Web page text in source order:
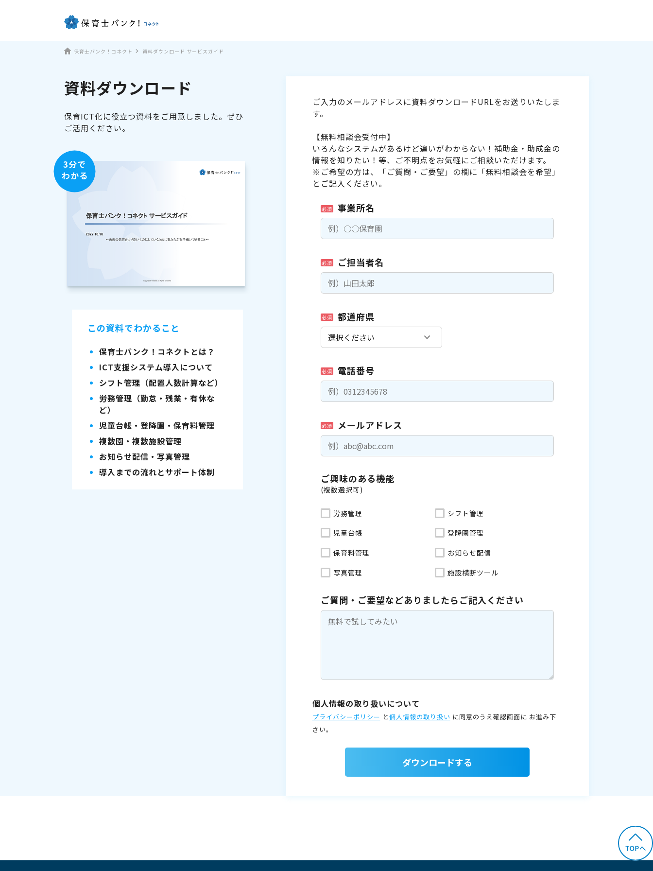
保育士バンク！コネクト 資料ダウンロード サービスガイド
資料ダウンロード
保育ICT化に役立つ資料をご用意しました。ぜひ
ご活用ください。
3分で
わかる
この資料でわかること
保育士バンク！コネクトとは？
ICT支援システム導入について
シフト管理（配置人数計算など）
労務管理（勤怠・残業・有休な
ど）
児童台帳・登降園・保育料管理
複数園・複数施設管理
お知らせ配信・写真管理
導入までの流れとサポート体制
ご入力のメールアドレスに資料ダウンロードURLをお送りいたしま
す。
【無料相談会受付中】
いろんなシステムがあるけど違いがわからない！補助金・助成金の
情報を知りたい！等、ご不明点をお気軽にご相談いただけます。
※ご希望の方は、「ご質問・ご要望」の欄に「無料相談会を希望」
とご記入ください。
必須 事業所名
必須 ご担当者名
必須 都道府県
必須 電話番号
必須 メールアドレス
ご興味のある機能
(複数選択可)
労務管理 シフト管理
児童台帳 登降園管理
保育料管理 お知らせ配信
写真管理 施設横断ツール
ご質問・ご要望などありましたらご記入ください
個人情報の取り扱いについて
プライバシーポリシー と個人情報の取り扱い に同意のうえ確認画面に お進み下
さい。
ダウンロードする